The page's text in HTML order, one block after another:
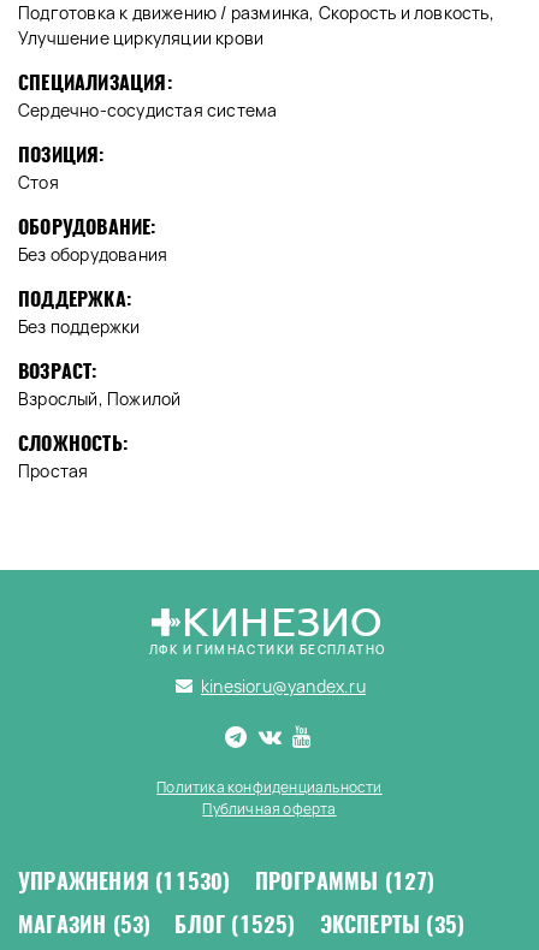
Подготовка к движению / разминка, Скорость и ловкость,
Улучшение циркуляции крови
СПЕЦИАЛИЗАЦИЯ:
Сердечно-сосудистая система
ПОЗИЦИЯ:
Стоя
ОБОРУДОВАНИЕ:
Без оборудования
ПОДДЕРЖКА:
Без поддержки
ВОЗРАСТ:
Взрослый, Пожилой
СЛОЖНОСТЬ:
Простая
КИНЕЗИО
ЛФК И ГИМНАСТИКИ БЕСПЛАТНО
kinesioru@yandex.ru
Политика конфиденциальности
Публичная оферта
УПРАЖНЕНИЯ (11530) ПРОГРАММЫ (127)
МАГАЗИН (53) БЛОГ (1525) ЭКСПЕРТЫ (35)